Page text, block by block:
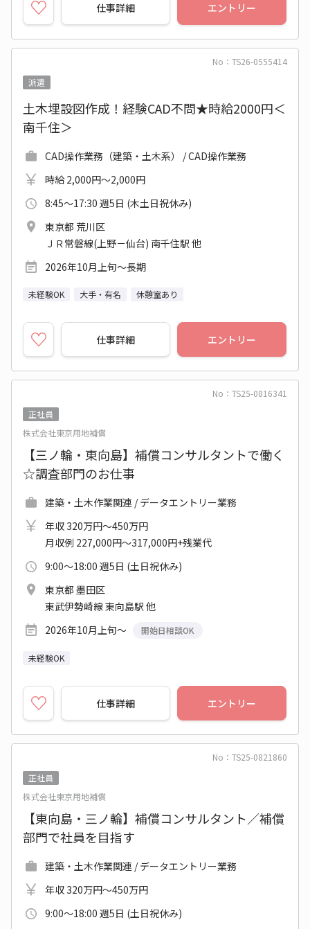
仕事詳細 エントリー
No：TS26-0555414
派遣
土木埋設図作成！経験CAD不問★時給2000円＜
南千住＞
CAD操作業務（建築・土木系） / CAD操作業務
時給 2,000円～2,000円
8:45～17:30 週5日 (木土日祝休み)
東京都 荒川区
ＪＲ常磐線(上野－仙台) 南千住駅 他
2026年10月上旬～長期
未経験OK 大手・有名 休憩室あり
仕事詳細 エントリー
No：TS25-0816341
正社員
株式会社東京用地補償
【三ノ輪・東向島】補償コンサルタントで働く
☆調査部門のお仕事
建築・土木作業関連 / データエントリー業務
年収 320万円～450万円
月収例 227,000円～317,000円+残業代
9:00～18:00 週5日 (土日祝休み)
東京都 墨田区
東武伊勢崎線 東向島駅 他
2026年10月上旬～
開始日相談OK
未経験OK
仕事詳細 エントリー
No：TS25-0821860
正社員
株式会社東京用地補償
【東向島・三ノ輪】補償コンサルタント／補償
部門で社員を目指す
建築・土木作業関連 / データエントリー業務
年収 320万円～450万円
9:00～18:00 週5日 (土日祝休み)